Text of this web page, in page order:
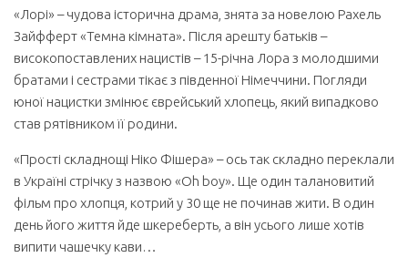
«Лорі» – чудова історична драма, знята за новелою Рахель
Зайфферт «Темна кімната». Після арешту батьків –
високопоставлених нацистів – 15-річна Лора з молодшими
братами і сестрами тікає з південної Німеччини. Погляди
юної нацистки змінює єврейський хлопець, який випадково
став рятівником її родини.
«Прості складнощі Ніко Фішера» – ось так складно переклали
в Україні стрічку з назвою «Oh boy». Ще один талановитий
фільм про хлопця, котрий у 30 ще не починав жити. В один
день його життя йде шкереберть, а він усього лише хотів
випити чашечку кави…